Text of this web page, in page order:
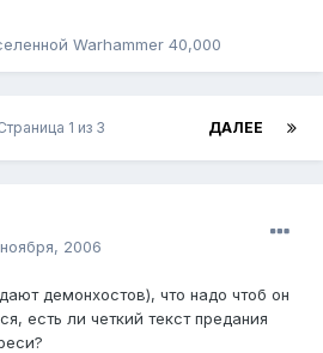
Warhammer 40,000
ДАЛЕЕ
1 из 3
2006
демонхостов), что надо чтоб он
есть ли четкий текст предания